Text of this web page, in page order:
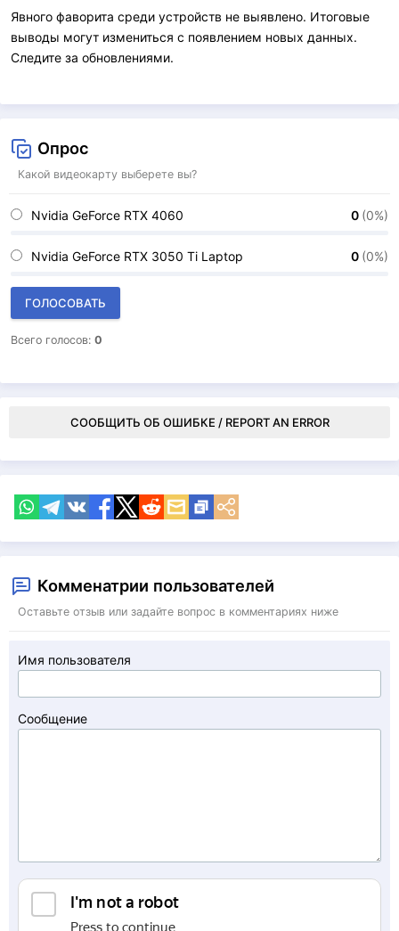
Явного фаворита среди устройств не выявлено. Итоговые
выводы могут измениться с появлением новых данных.
Следите за обновлениями.
Опрос
Какой видеокарту выберете вы?
Nvidia GeForce RTX 4060 0 (0%)
Nvidia GeForce RTX 3050 Ti Laptop 0 (0%)
ГОЛОСОВАТЬ
Всего голосов: 0
СООБЩИТЬ ОБ ОШИБКЕ / REPORT AN ERROR
Комменатрии пользователей
Оставьте отзыв или задайте вопрос в комментариях ниже
Имя пользователя
Сообщение